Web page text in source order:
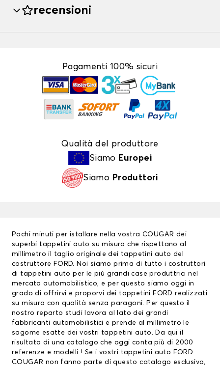
recensioni
Pagamenti 100% sicuri
Qualità del produttore
Siamo Europei
Siamo Produttori
Pochi minuti per istallare nella vostra COUGAR dei
superbi tappetini auto su misura che rispettano al
millimetro il taglio originale dei tappetini auto del
costruttore FORD. Noi siamo prima di tutto i costruttori
di tappetini auto per le più grandi case produttrici nel
mercato automobilistico, e per questo siamo oggi in
grado di offrirvi e proporvi dei tappetini FORD realizzati
su misura con qualità senza paragoni. Per questo il
nostro reparto studi lavora al lato dei grandi
fabbricanti automobilistici e prende al millimetro le
sagome esatte dei vostri tappetini auto. Da qui il
risultato di una catalogo che oggi conta più di 2000
referenze e modelli ! Se i vostri tappetini auto FORD
COUGAR non fanno parte di questo catalogo esclusivo,